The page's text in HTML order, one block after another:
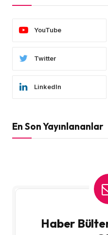
YouTube
Twitter
LinkedIn
En Son Yayınlananlar
Haber